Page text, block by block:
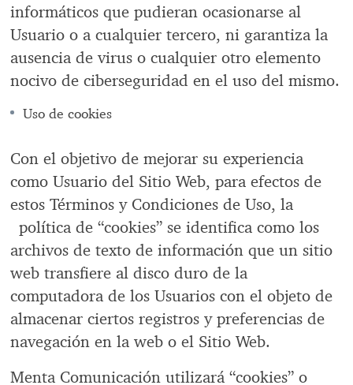
informáticos que pudieran ocasionarse al
Usuario o a cualquier tercero, ni garantiza la
ausencia de virus o cualquier otro elemento
nocivo de ciberseguridad en el uso del mismo.
Uso de cookies
Con el objetivo de mejorar su experiencia
como Usuario del Sitio Web, para efectos de
estos Términos y Condiciones de Uso, la
política de “cookies” se identifica como los
archivos de texto de información que un sitio
web transfiere al disco duro de la
computadora de los Usuarios con el objeto de
almacenar ciertos registros y preferencias de
navegación en la web o el Sitio Web.
Menta Comunicación utilizará “cookies” o